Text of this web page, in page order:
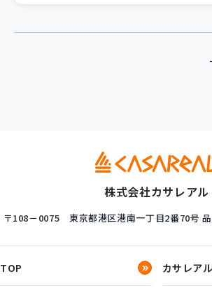
株式会社カサレアル
〒108－0075 東京都港区港南一丁目2番70号
TOP カサレア